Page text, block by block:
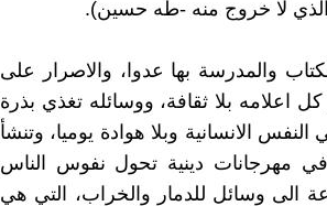
الذي لا خروج منه -طه حسين).
والمدرسة بها عدوا، والاصرار على
بلا ثقافة، ووسائله تغذي بذرة
الانسانية وبلا هوادة يوميا، وتنشأ
في مهرجانات دينية تحول نفوس الناس
وسائل للدمار والخراب، التي هي